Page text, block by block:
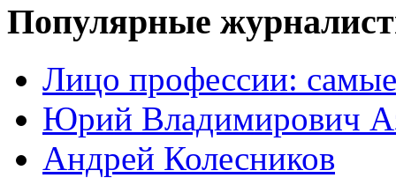
Популярные
Лицо профессии:
Юрий Владимирович
Андрей Колесников